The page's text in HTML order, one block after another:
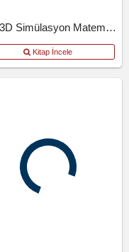
AYT 3D Simülasyon Matematik Denemeleri
Kitap İncele